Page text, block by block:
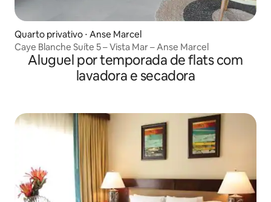
Quarto privativo ⋅ Anse Marcel
Caye Blanche Suíte 5 – Vista Mar – Anse Marcel
Aluguel por temporada de flats com
lavadora e secadora